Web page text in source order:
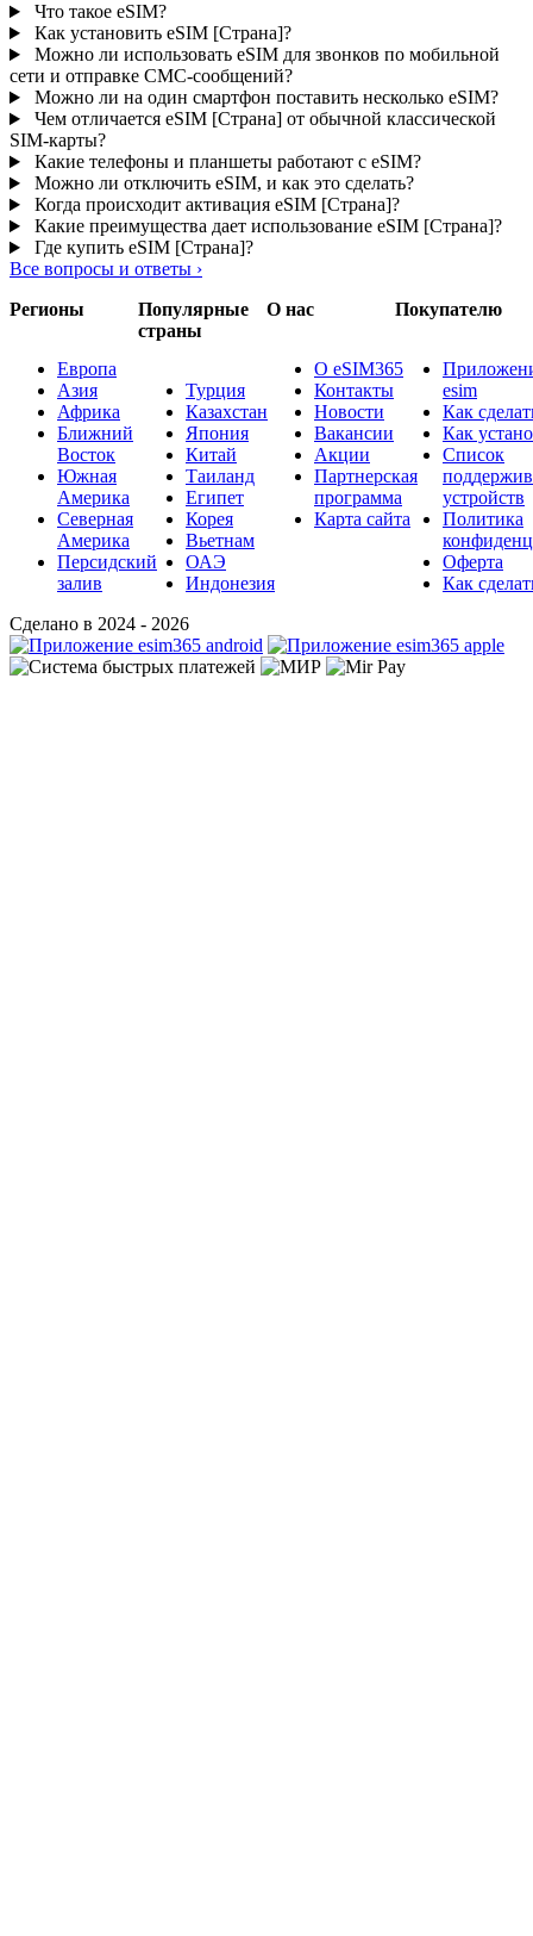
Что такое eSIM?
Как установить eSIM [Страна]?
Можно ли использовать eSIM для звонков по мобильной
сети и отправке СМС-сообщений?
Можно ли на один смартфон поставить несколько eSIM?
Чем отличается eSIM [Страна] от обычной классической
SIM-карты?
Какие телефоны и планшеты работают с eSIM?
Можно ли отключить eSIM, и как это сделать?
Когда происходит активация eSIM [Страна]?
Какие преимущества дает использование eSIM [Страна]?
Где купить eSIM [Страна]?
Все вопросы и ответы ›
Регионы
Европа
Азия
Африка
Ближний
Восток
Южная
Америка
Северная
Америка
Персидский
залив
Популярные
страны
Турция
Казахстан
Япония
Китай
Таиланд
Египет
Корея
Вьетнам
ОАЭ
Индонезия
О нас
О eSIM365
Контакты
Новости
Вакансии
Акции
Партнерская
программа
Карта сайта
Покупателю
esim
Как
Как
Список
устройств
Политика
Оферта
Как
Сделано в 2024 - 2026